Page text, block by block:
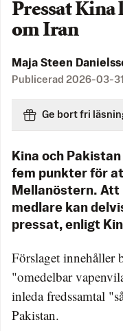
Pressat Kina
om Iran
Maja Steen
Publicerad 2026-03-31
Ge bort fri
Kina och
fem punkter för
Mellanöstern.
medlare kan
pressat, enligt
Förslaget innehåller
"omedelbar
inleda fredssamtal
Pakistan.